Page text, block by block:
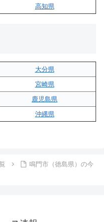
高知県
大分県
宮崎県
鹿児島県
沖縄県
鳴門市（徳島県）の今